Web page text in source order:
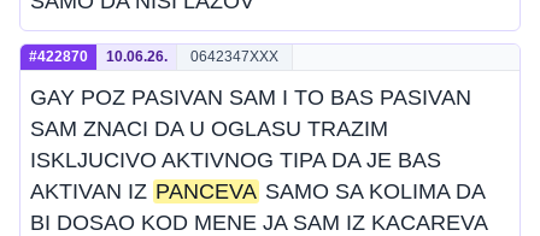
#422870 10.06.26. 0642347XXX
GAY POZ PASIVAN SAM I TO BAS PASIVAN
SAM ZNACI DA U OGLASU TRAZIM
ISKLJUCIVO AKTIVNOG TIPA DA JE BAS
AKTIVAN IZ PANCEVA SAMO SA KOLIMA DA
BI DOSAO KOD MENE JA SAM IZ KACAREVA